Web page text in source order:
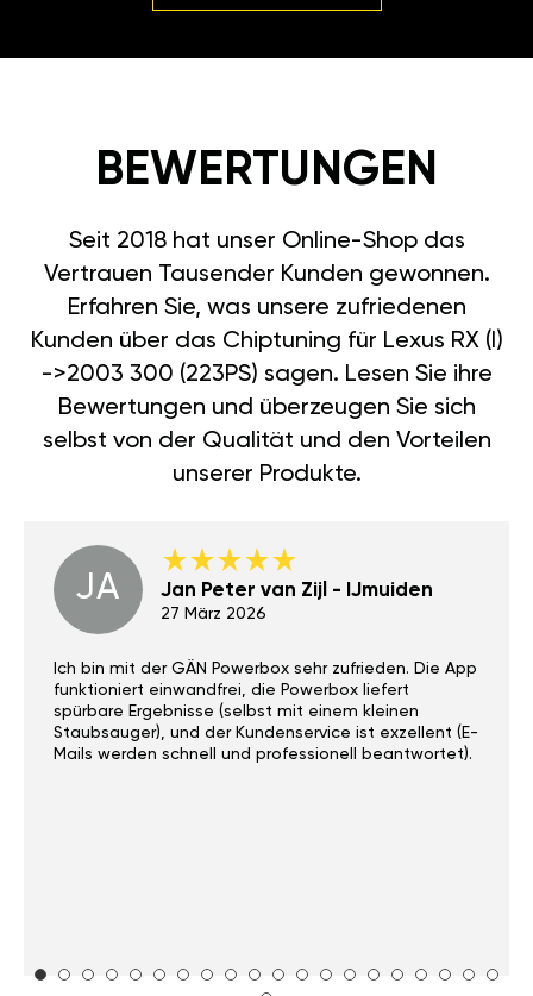
BEWERTUNGEN
Seit 2018 hat unser Online-Shop das
Vertrauen Tausender Kunden gewonnen.
Erfahren Sie, was unsere zufriedenen
Kunden über das Chiptuning für Lexus RX (I)
->2003 300 (223PS) sagen. Lesen Sie ihre
Bewertungen und überzeugen Sie sich
selbst von der Qualität und den Vorteilen
unserer Produkte.
JA Jan Peter van Zijl - IJmuiden
27 März 2026
Ich bin mit der GÄN Powerbox sehr zufrieden. Die App
funktioniert einwandfrei, die Powerbox liefert
spürbare Ergebnisse (selbst mit einem kleinen
Staubsauger), und der Kundenservice ist exzellent (E-
Mails werden schnell und professionell beantwortet).